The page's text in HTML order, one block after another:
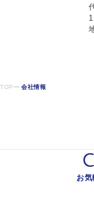
TOP 会社情報
お